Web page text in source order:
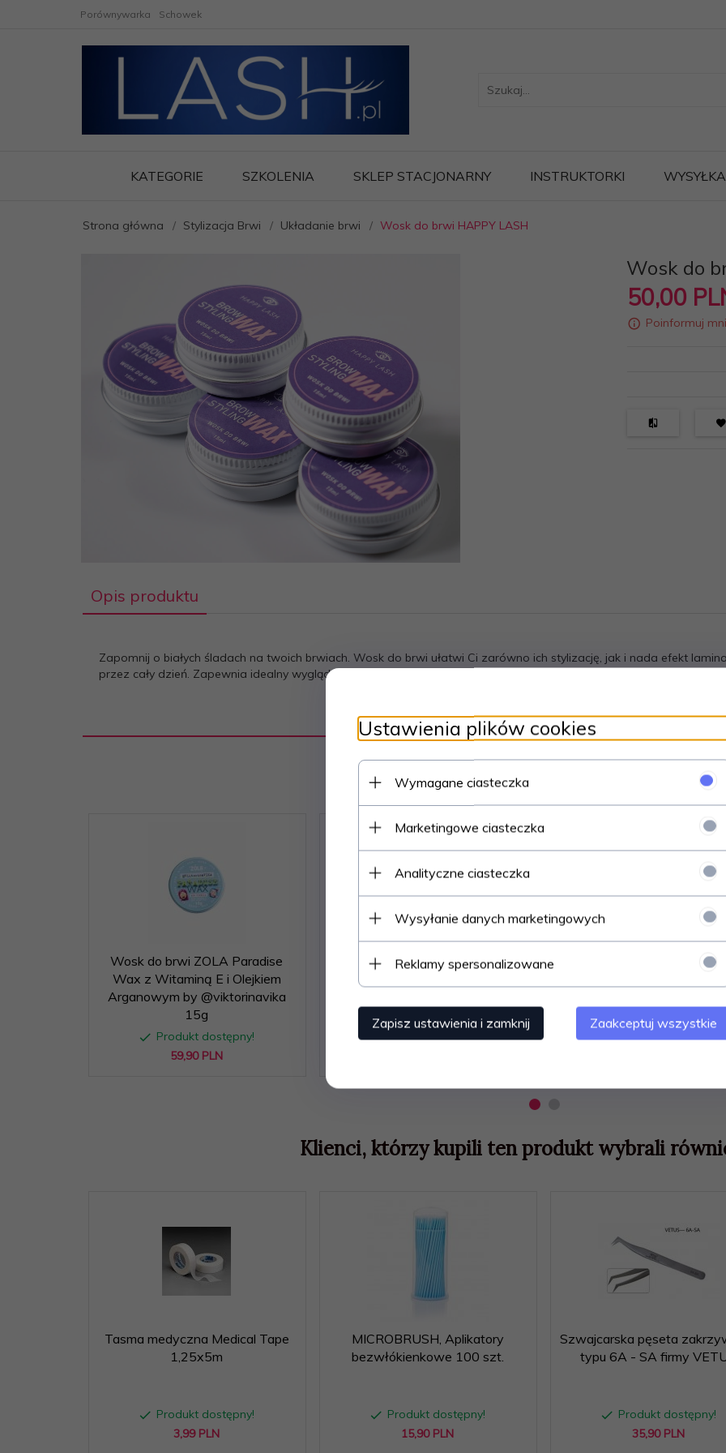
Porównywarka Schowek
KATEGORIE SZKOLENIA SKLEP STACJONARNY INSTRUKTORKI WYSYŁKA
Strona główna Stylizacja Brwi Układanie brwi Wosk do brwi HAPPY LASH
Wosk do
50,00
Poinformuj
Opis produktu
Zapomnij o białych śladach na twoich brwiach. Wosk do brwi ułatwi Ci zarówno ich stylizację, jak i nada efekt
przez cały dzień. Zapewnia idealny wygląd bez względu na warunki. Wosk podkreśla naturalny kształt brwi.
Wosk do brwi ZOLA Paradise
Wax z Witaminą E i Olejkiem
Arganowym by @viktorinavika
15g
Produkt dostępny!
59,90 PLN
ZOLA x Romashka Okrągły Płatek
Pędzel do Brwi i Rzęs 02
Produkt dostępny!
Wosk do układania brwi
Brow Wax NOWA
Produkt dostępny!
Klienci, którzy kupili ten produkt wybrali
Tasma medyczna Medical Tape
1,25x5m
Produkt dostępny!
3,99 PLN
MICROBRUSH, Aplikatory
bezwłókienkowe 100 szt.
Produkt dostępny!
15,90 PLN
Szwajcarska pęseta
typu 6A - SA firmy
Produkt dostępny!
35,90 PLN
Ustawienia plików cookies
Wymagane ciasteczka
Marketingowe ciasteczka
Analityczne ciasteczka
Wysyłanie danych marketingowych
Reklamy spersonalizowane
Zapisz ustawienia i zamknij Zaakceptuj wszystkie